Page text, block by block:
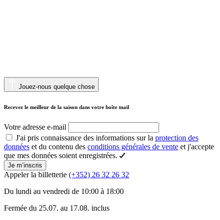
Jouez-nous quelque chose
Recevez le meilleur de la saison dans votre boîte mail
Votre adresse e-mail
J'ai pris connaissance des informations sur la protection des
données et du contenu des conditions générales de vente et j'accepte
que mes données soient enregistrées.
Je m’inscris
Appeler la billetterie (+352) 26 32 26 32
Du lundi au vendredi de 10:00 à 18:00
Fermée du 25.07. au 17.08. inclus